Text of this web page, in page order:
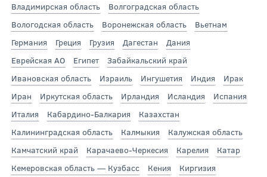
Владимирская область
Волгоградская область
Вологодская область
Воронежская область
Вьетнам
Германия
Греция Грузия Дагестан
Дания
Еврейская АО
Египет
Забайкальский край
Ивановская область
Израиль Ингушетия Индия
Ирак
Иран
Иркутская область Ирландия Исландия
Испания
Италия
Кабардино-Балкария
Казахстан
Калининградская область
Калмыкия
Калужская область
Камчатский край
Карачаево-Черкесия Карелия
Катар
Кемеровская область — Кузбасс
Кения
Киргизия